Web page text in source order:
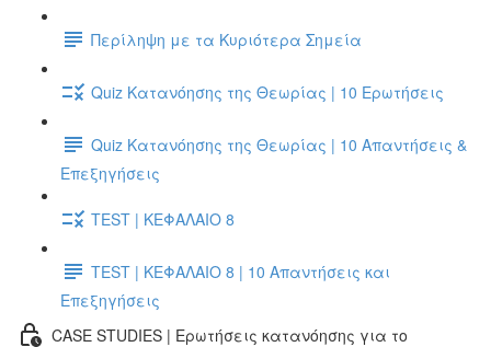
Περίληψη με τα Κυριότερα Σημεία
Quiz Κατανόησης της Θεωρίας | 10 Ερωτήσεις
Quiz Κατανόησης της Θεωρίας | 10 Απαντήσεις &
Επεξηγήσεις
TEST | ΚΕΦΑΛΑΙΟ 8
TEST | ΚΕΦΑΛΑΙΟ 8 | 10 Απαντήσεις και
Επεξηγήσεις
CASE STUDIES | Ερωτήσεις κατανόησης για το